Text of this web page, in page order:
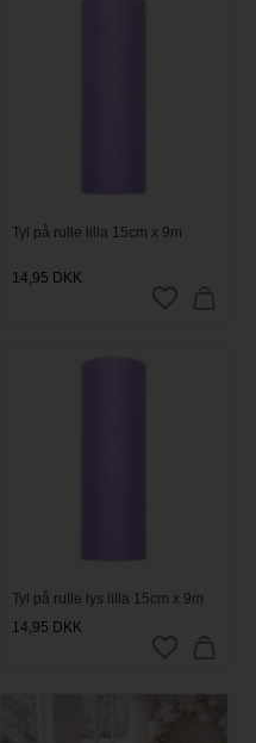
Tyl på rulle lilla 15cm x 9m
14,95 DKK
Tyl på rulle lys lilla 15cm x 9m
14,95 DKK